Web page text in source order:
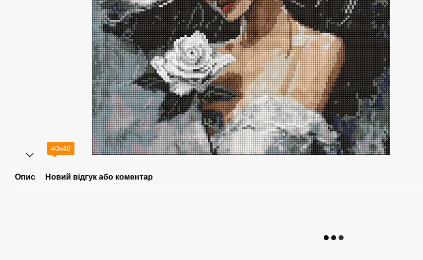
40х40
Опис Новий відгук або коментар